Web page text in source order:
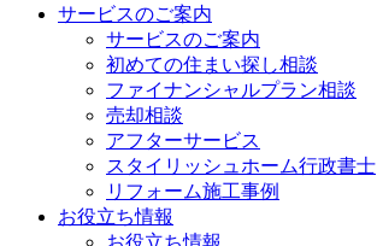
サービスのご案内
サービスのご案内
初めての住まい探し相談
ファイナンシャルプラン相談
売却相談
アフターサービス
スタイリッシュホーム行政書士
リフォーム施工事例
お役立ち情報
お役立ち情報